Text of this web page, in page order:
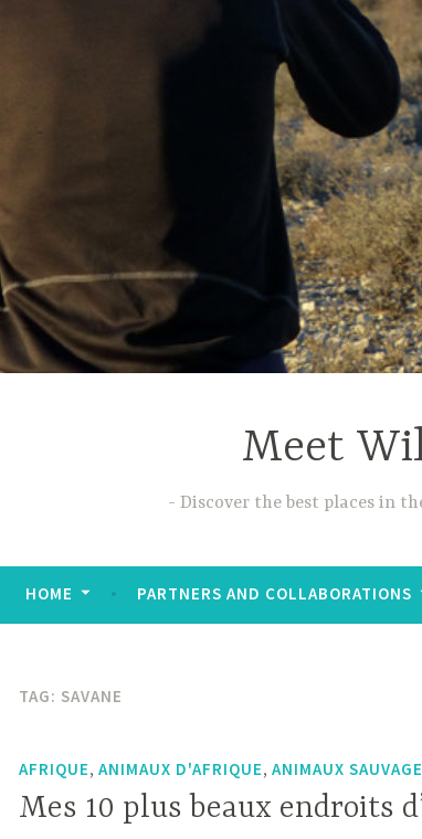
Meet
Discover the best places in
HOME PARTNERS AND COLLABORATIONS
TAG: SAVANE
AFRIQUE, ANIMAUX D'AFRIQUE, ANIMAUX
Mes 10 plus beaux endroits